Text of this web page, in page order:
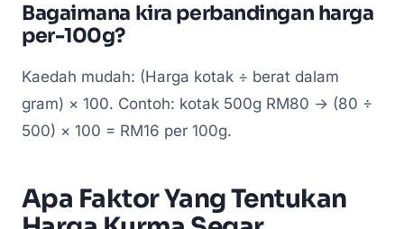
Bagaimana kira perbandingan harga
per-100g?
Kaedah mudah: (Harga kotak ÷ berat dalam
gram) × 100. Contoh: kotak 500g RM80 → (80 ÷
500) × 100 = RM16 per 100g.
Apa Faktor Yang Tentukan